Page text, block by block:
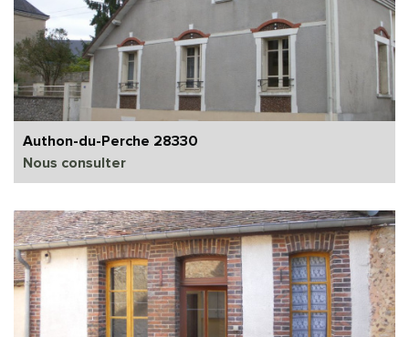
Authon-du-Perche 28330
Nous consulter